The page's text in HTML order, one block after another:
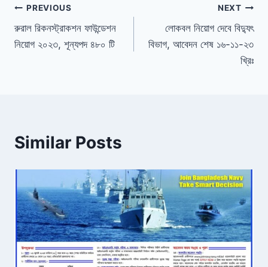
Post
navigation
PREVIOUS
রুরাল রিকনস্ট্রাকশন ফাউন্ডেশন
নিয়োগ ২০২৩, শূন্যপদ ৪৮০ টি
NEXT
লোকবল নিয়োগ দেবে বিদ্যুৎ
বিভাগ, আবেদন শেষ ১৬-১১-২৩
খ্রিঃ
Similar Posts